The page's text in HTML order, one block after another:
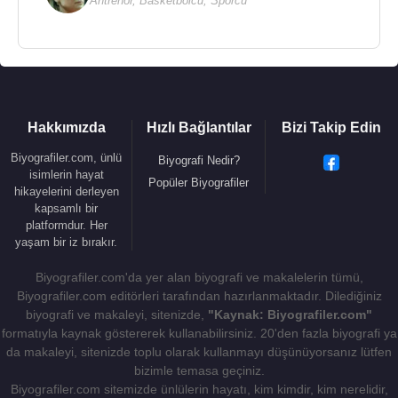
Hakkımızda
Biyografiler.com, ünlü
isimlerin hayat
hikayelerini derleyen
kapsamlı bir
platformdur. Her
yaşam bir iz bırakır.
Hızlı Bağlantılar
Biyografi Nedir?
Popüler Biyografiler
Bizi Takip Edin
Biyografiler.com'da yer alan biyografi ve makalelerin tümü,
Biyografiler.com editörleri tarafından hazırlanmaktadır. Dilediğiniz
biyografi ve makaleyi, sitenizde, "Kaynak: Biyografiler.com"
formatıyla kaynak göstererek kullanabilirsiniz. 20'den fazla biyografi ya
da makaleyi, sitenizde toplu olarak kullanmayı düşünüyorsanız lütfen
bizimle temasa geçiniz.
Biyografiler.com sitemizde ünlülerin hayatı, kim kimdir, kim nerelidir,